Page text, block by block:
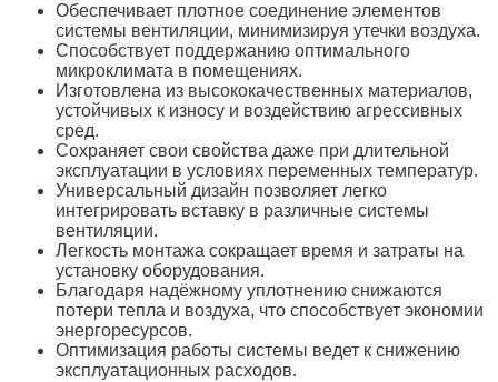
Обеспечивает плотное соединение элементов
системы вентиляции, минимизируя утечки воздуха.
Способствует поддержанию оптимального
микроклимата в помещениях.
Изготовлена из высококачественных материалов,
устойчивых к износу и воздействию агрессивных
сред.
Сохраняет свои свойства даже при длительной
эксплуатации в условиях переменных температур.
Универсальный дизайн позволяет легко
интегрировать вставку в различные системы
вентиляции.
Легкость монтажа сокращает время и затраты на
установку оборудования.
Благодаря надёжному уплотнению снижаются
потери тепла и воздуха, что способствует экономии
энергоресурсов.
Оптимизация работы системы ведет к снижению
эксплуатационных расходов.